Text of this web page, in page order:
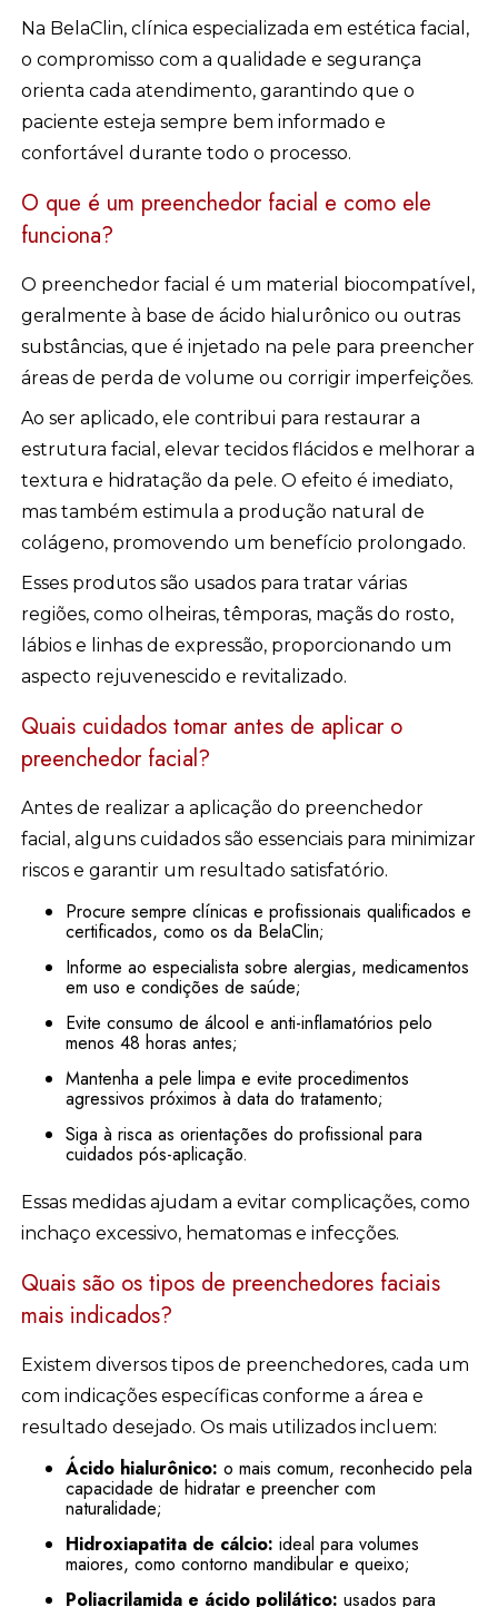
Na BelaClin, clínica especializada em estética facial,
o compromisso com a qualidade e segurança
orienta cada atendimento, garantindo que o
paciente esteja sempre bem informado e
confortável durante todo o processo.
O que é um preenchedor facial e como ele
funciona?
O preenchedor facial é um material biocompatível,
geralmente à base de ácido hialurônico ou outras
substâncias, que é injetado na pele para preencher
áreas de perda de volume ou corrigir imperfeições.
Ao ser aplicado, ele contribui para restaurar a
estrutura facial, elevar tecidos flácidos e melhorar a
textura e hidratação da pele. O efeito é imediato,
mas também estimula a produção natural de
colágeno, promovendo um benefício prolongado.
Esses produtos são usados para tratar várias
regiões, como olheiras, têmporas, maçãs do rosto,
lábios e linhas de expressão, proporcionando um
aspecto rejuvenescido e revitalizado.
Quais cuidados tomar antes de aplicar o
preenchedor facial?
Antes de realizar a aplicação do preenchedor
facial, alguns cuidados são essenciais para minimizar
riscos e garantir um resultado satisfatório.
Procure sempre clínicas e profissionais qualificados e
certificados, como os da BelaClin;
Informe ao especialista sobre alergias, medicamentos
em uso e condições de saúde;
Evite consumo de álcool e anti-inflamatórios pelo
menos 48 horas antes;
Mantenha a pele limpa e evite procedimentos
agressivos próximos à data do tratamento;
Siga à risca as orientações do profissional para
cuidados pós-aplicação.
Essas medidas ajudam a evitar complicações, como
inchaço excessivo, hematomas e infecções.
Quais são os tipos de preenchedores faciais
mais indicados?
Existem diversos tipos de preenchedores, cada um
com indicações específicas conforme a área e
resultado desejado. Os mais utilizados incluem:
Ácido hialurônico: o mais comum, reconhecido pela
capacidade de hidratar e preencher com
naturalidade;
Hidroxiapatita de cálcio: ideal para volumes
maiores, como contorno mandibular e queixo;
Poliacrilamida e ácido polilático: usados para